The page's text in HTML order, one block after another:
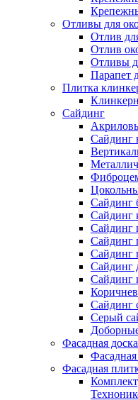
Отливы для
Отлив
Отлив
Отливы
Парапет
Плитка
Сайдинг
Сайдинг
Сайдинг
Сайдинг
Сайдинг
Сайдинг
Сайдинг
Сайдинг
Сайдинг
Сайдинг
Серый
Фасадная
Фасадная